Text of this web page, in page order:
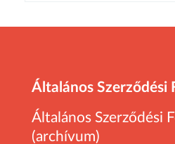
Általános Szerződési
Általános Szerződési
(archívum)